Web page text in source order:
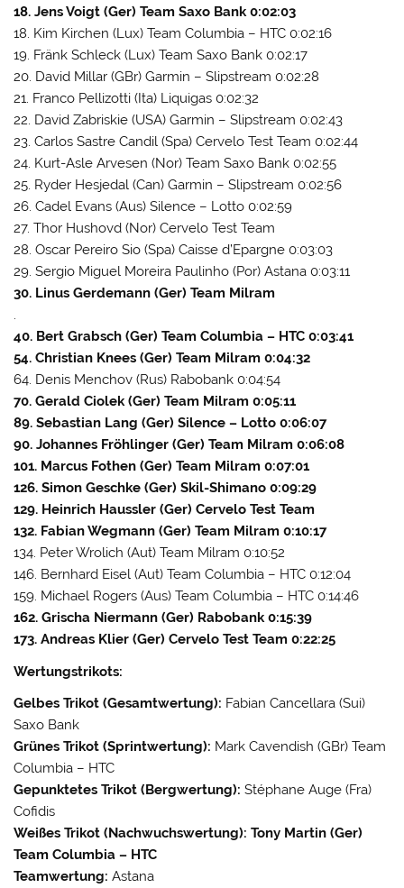
18. Jens Voigt (Ger) Team Saxo Bank 0:02:03
18. Kim Kirchen (Lux) Team Columbia – HTC 0:02:16
19. Fränk Schleck (Lux) Team Saxo Bank 0:02:17
20. David Millar (GBr) Garmin – Slipstream 0:02:28
21. Franco Pellizotti (Ita) Liquigas 0:02:32
22. David Zabriskie (USA) Garmin – Slipstream 0:02:43
23. Carlos Sastre Candil (Spa) Cervelo Test Team 0:02:44
24. Kurt-Asle Arvesen (Nor) Team Saxo Bank 0:02:55
25. Ryder Hesjedal (Can) Garmin – Slipstream 0:02:56
26. Cadel Evans (Aus) Silence – Lotto 0:02:59
27. Thor Hushovd (Nor) Cervelo Test Team
28. Oscar Pereiro Sio (Spa) Caisse d’Epargne 0:03:03
29. Sergio Miguel Moreira Paulinho (Por) Astana 0:03:11
30. Linus Gerdemann (Ger) Team Milram
.
40. Bert Grabsch (Ger) Team Columbia – HTC 0:03:41
54. Christian Knees (Ger) Team Milram 0:04:32
64. Denis Menchov (Rus) Rabobank 0:04:54
70. Gerald Ciolek (Ger) Team Milram 0:05:11
89. Sebastian Lang (Ger) Silence – Lotto 0:06:07
90. Johannes Fröhlinger (Ger) Team Milram 0:06:08
101. Marcus Fothen (Ger) Team Milram 0:07:01
126. Simon Geschke (Ger) Skil-Shimano 0:09:29
129. Heinrich Haussler (Ger) Cervelo Test Team
132. Fabian Wegmann (Ger) Team Milram 0:10:17
134. Peter Wrolich (Aut) Team Milram 0:10:52
146. Bernhard Eisel (Aut) Team Columbia – HTC 0:12:04
159. Michael Rogers (Aus) Team Columbia – HTC 0:14:46
162. Grischa Niermann (Ger) Rabobank 0:15:39
173. Andreas Klier (Ger) Cervelo Test Team 0:22:25
Wertungstrikots:
Gelbes Trikot (Gesamtwertung): Fabian Cancellara (Sui)
Saxo Bank
Grünes Trikot (Sprintwertung): Mark Cavendish (GBr) Team
Columbia – HTC
Gepunktetes Trikot (Bergwertung): Stéphane Auge (Fra)
Cofidis
Weißes Trikot (Nachwuchswertung): Tony Martin (Ger)
Team Columbia – HTC
Teamwertung: Astana